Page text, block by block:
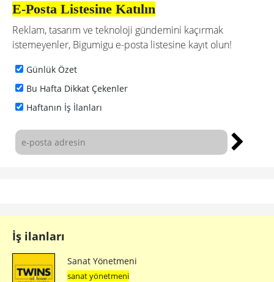
E-Posta Listesine Katılın
Reklam, tasarım ve teknoloji gündemini kaçırmak
istemeyenler, Bigumigu e-posta listesine kayıt olun!
Günlük Özet
Bu Hafta Dikkat Çekenler
Haftanın İş İlanları
İş ilanları
Sanat Yönetmeni
sanat yönetmeni